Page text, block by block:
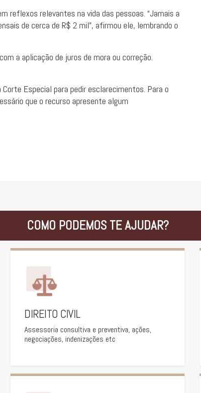
reflexos relevantes na vida das pessoas. “Jamais a
de cerca de R$ 2 mil”, afirmou ele, lembrando o
a aplicação de juros de mora ou correção.
Especial para pedir esclarecimentos. Para o
que o recurso apresente algum
COMO PODEMOS TE AJUDAR?
DIREITO CIVIL
Assessoria consultiva e preventiva, ações,
negociações, indenizações etc